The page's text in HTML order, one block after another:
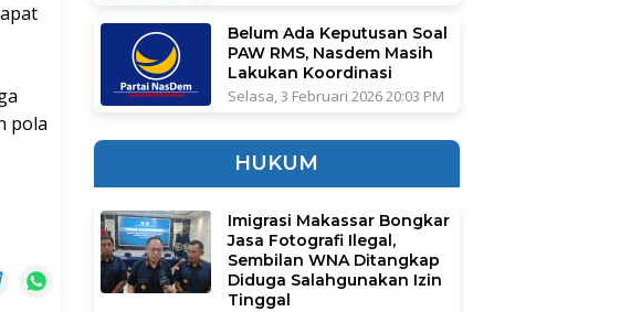
pola
Belum Ada Keputusan Soal
PAW RMS, Nasdem Masih
Lakukan Koordinasi
Selasa, 3 Februari 2026 20:03 PM
HUKUM
Imigrasi Makassar Bongkar
Jasa Fotografi Ilegal,
Sembilan WNA Ditangkap
Diduga Salahgunakan Izin
Tinggal